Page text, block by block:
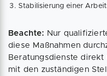
Stabilisierung einer
Beachte: Nur
diese Maßnahmen
Beratungsdienste direkt
mit den zuständigen